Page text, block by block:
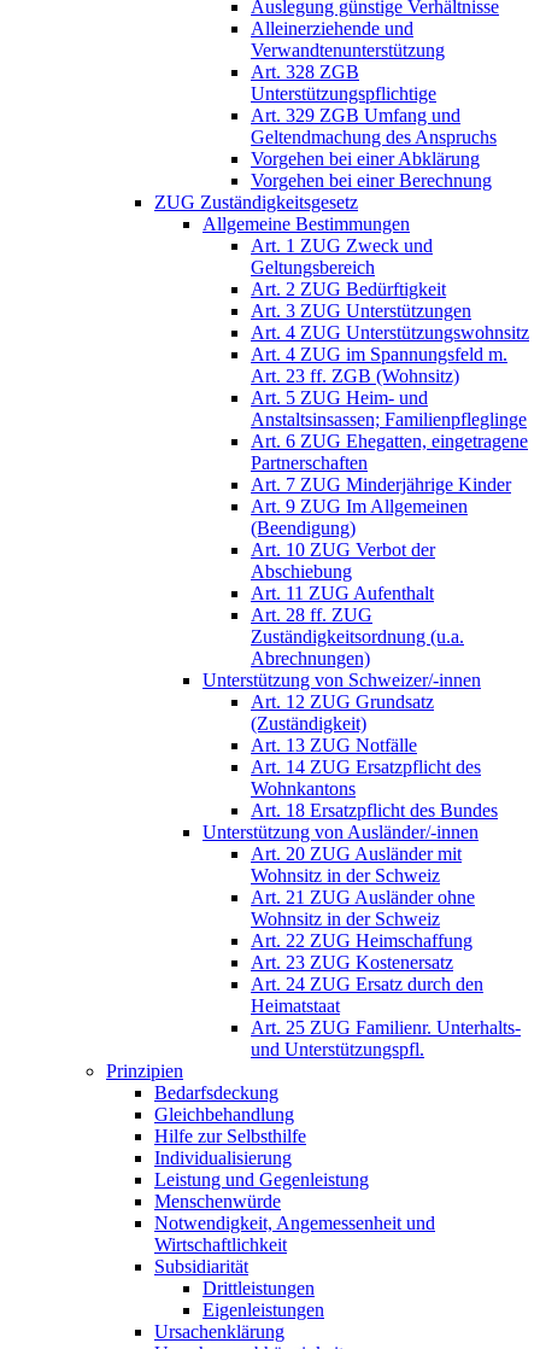
Auslegung günstige Verhältnisse
Alleinerziehende und
Verwandtenunterstützung
Art. 328 ZGB
Unterstützungspflichtige
Art. 329 ZGB Umfang und
Geltendmachung des Anspruchs
Vorgehen bei einer Abklärung
Vorgehen bei einer Berechnung
ZUG Zuständigkeitsgesetz
Allgemeine Bestimmungen
Art. 1 ZUG Zweck und
Geltungsbereich
Art. 2 ZUG Bedürftigkeit
Art. 3 ZUG Unterstützungen
Art. 4 ZUG Unterstützungswohnsitz
Art. 4 ZUG im Spannungsfeld m.
Art. 23 ff. ZGB (Wohnsitz)
Art. 5 ZUG Heim- und
Anstaltsinsassen; Familienpfleglinge
Art. 6 ZUG Ehegatten, eingetragene
Partnerschaften
Art. 7 ZUG Minderjährige Kinder
Art. 9 ZUG Im Allgemeinen
(Beendigung)
Art. 10 ZUG Verbot der
Abschiebung
Art. 11 ZUG Aufenthalt
Art. 28 ff. ZUG
Zuständigkeitsordnung (u.a.
Abrechnungen)
Unterstützung von Schweizer/-innen
Art. 12 ZUG Grundsatz
(Zuständigkeit)
Art. 13 ZUG Notfälle
Art. 14 ZUG Ersatzpflicht des
Wohnkantons
Art. 18 Ersatzpflicht des Bundes
Unterstützung von Ausländer/-innen
Art. 20 ZUG Ausländer mit
Wohnsitz in der Schweiz
Art. 21 ZUG Ausländer ohne
Wohnsitz in der Schweiz
Art. 22 ZUG Heimschaffung
Art. 23 ZUG Kostenersatz
Art. 24 ZUG Ersatz durch den
Heimatstaat
Art. 25 ZUG Familienr. Unterhalts-
und Unterstützungspfl.
Prinzipien
Bedarfsdeckung
Gleichbehandlung
Hilfe zur Selbsthilfe
Individualisierung
Leistung und Gegenleistung
Menschenwürde
Notwendigkeit, Angemessenheit und
Wirtschaftlichkeit
Subsidiarität
Drittleistungen
Eigenleistungen
Ursachenklärung